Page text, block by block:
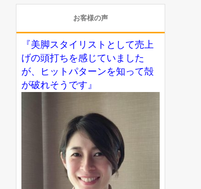
お客様の声
『美脚スタイリストとして売上
げの頭打ちを感じていました
が、ヒットパターンを知って殻
が破れそうです』